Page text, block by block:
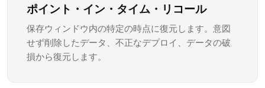
ポイント・イン・タイム・リコール
保存ウィンドウ内の特定の時点に復元します。意図
せず削除したデータ、不正なデプロイ、データの破
損から復元します。